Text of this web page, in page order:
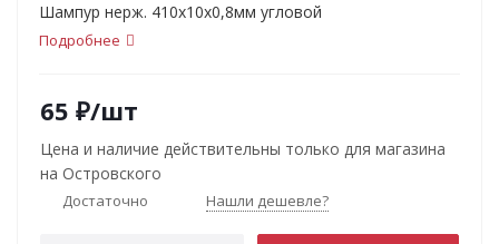
Шампур нерж. 410х10х0,8мм угловой
Подробнее
65 ₽/шт
Цена и наличие действительны только для магазина
на Островского
Достаточно Нашли дешевле?